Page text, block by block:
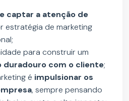
captar a atenção de
estratégia de marketing
para construir um
duradouro com o cliente;
é impulsionar os
, sempre pensando